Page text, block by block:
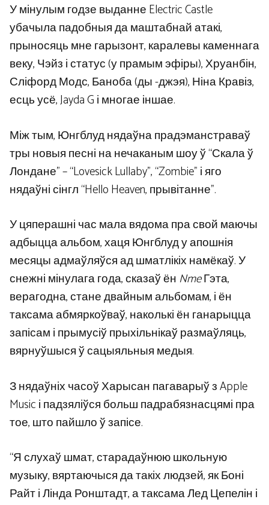
У мінулым годзе выданне Electric Castle
убачыла падобныя да маштабнай атакі,
прыносяць мне гарызонт, каралевы каменнага
веку, Чэйз і статус (у прамым эфіры), Хруанбін,
Сліфорд Модс, Баноба (ды -джэя), Ніна Кравіз,
есць усё, Jayda G і многае іншае.
Між тым, Юнгблуд нядаўна прадэманстраваў
тры новыя песні на нечаканым шоу ў “Скала ў
Лондане” – “Lovesick Lullaby”, “Zombie” і яго
нядаўні сінгл “Hello Heaven, прывітанне”.
У цяперашні час мала вядома пра свой маючы
адбыцца альбом, хаця Юнгблуд у апошнія
месяцы адмаўляўся ад шматлікіх намёкаў. У
снежні мінулага года, сказаў ён NmeГэта,
верагодна, стане двайным альбомам, і ён
таксама абмяркоўваў, наколькі ён ганарыцца
запісам і прымусіў прыхільнікаў размаўляць,
вярнуўшыся ў сацыяльныя медыя.
З нядаўніх часоў Харысан пагаварыў з Apple
Music і падзяліўся больш падрабязнасцямі пра
тое, што пайшло ў запісе.
“Я слухаў шмат, старадаўнюю школьную
музыку, вяртаючыся да такіх людзей, як Боні
Райт і Лінда Ронштадт, а таксама Лед Цепелін і